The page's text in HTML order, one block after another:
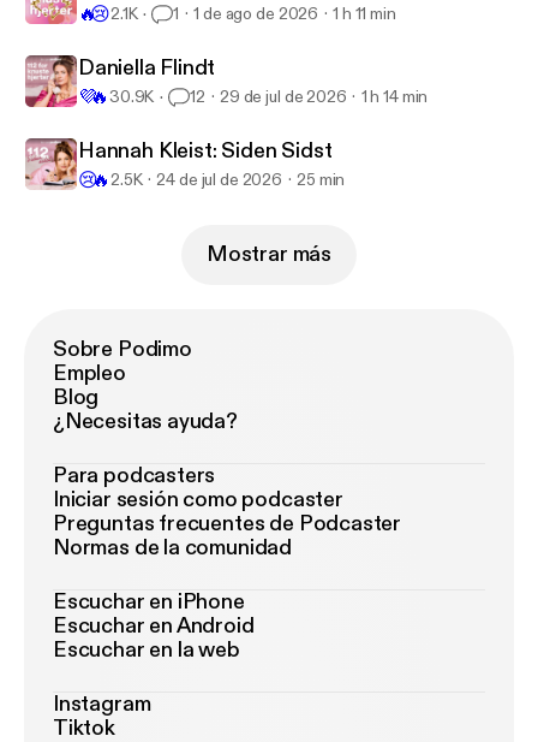
🔥😢2.1K 1 1 de ago de 2026 1 h 11 min
Daniella Flindt
💜🔥 30.9K 12 29 de jul de 2026 1 h 14 min
Hannah Kleist: Siden Sidst
😢🔥 2.5K 24 de jul de 2026 25 min
Mostrar más
Sobre Podimo
Empleo
Blog
¿Necesitas ayuda?
Para podcasters
Iniciar sesión como podcaster
Preguntas frecuentes de Podcaster
Normas de la comunidad
Escuchar en iPhone
Escuchar en Android
Escuchar en la web
Instagram
Tiktok